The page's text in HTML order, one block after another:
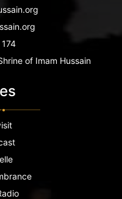
174
of Imam Hussain